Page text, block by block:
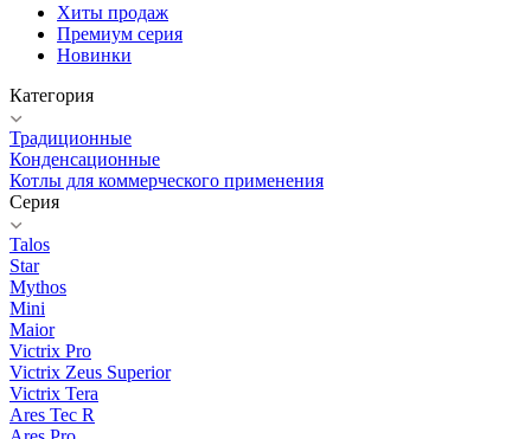
Хиты продаж
Премиум серия
Новинки
Категория
Традиционные
Конденсационные
Котлы для коммерческого применения
Серия
Talos
Star
Mythos
Mini
Maior
Victrix Pro
Victrix Zeus Superior
Victrix Tera
Ares Tec R